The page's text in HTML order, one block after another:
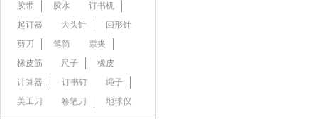
胶带 胶水
订书机
起订器
大头针
回形针
剪刀
笔筒
票夹
橡皮筋
尺子
橡皮
计算器
订书钉
绳子
美工刀
卷笔刀 地球仪